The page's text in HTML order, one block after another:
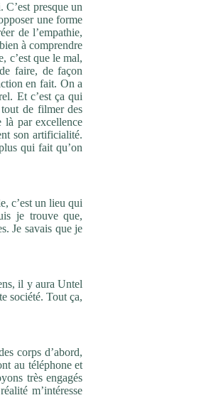
presque un
une forme
de l’empathie,
à comprendre
c’est que le mal,
faire, de façon
en fait. On a
Et c’est ça qui
tout de filmer des
là par excellence
son artificialité.
qui fait qu’on
c’est un lieu qui
je trouve que,
Je savais que je
il y aura Untel
société. Tout ça,
corps d’abord,
au téléphone et
très engagés
m’intéresse